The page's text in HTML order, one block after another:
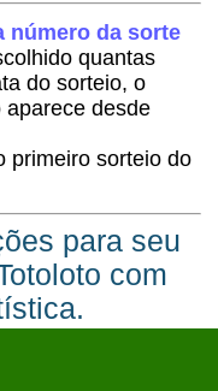
número da sorte
quantas
do sorteio, o
aparece desde
primeiro sorteio do
para seu
com